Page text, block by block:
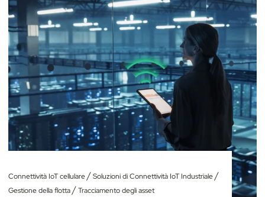
Connettività IoT cellulare/Soluzioni di Connettività IoT Industriale/
Gestione della flotta/Tracciamento degli asset